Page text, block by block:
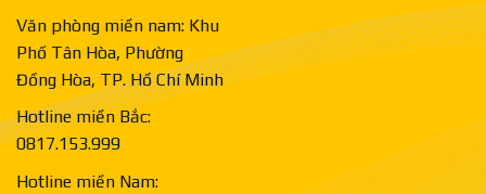
Văn phòng miền nam: Khu
Phố Tân Hòa, Phường
Đồng Hòa, TP. Hồ Chí Minh
Hotline miền Bắc:
0817.153.999
Hotline miền Nam: